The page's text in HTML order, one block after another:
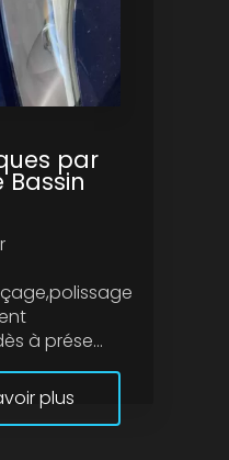
par
à prése...
plus